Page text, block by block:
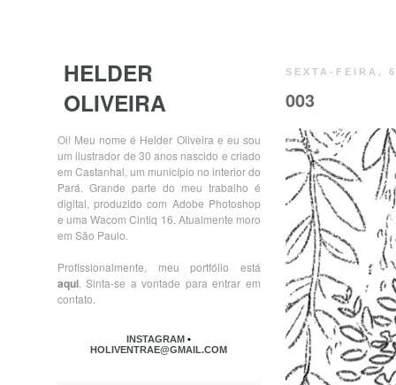
SEXTA-FEIRA,
003
HELDER
OLIVEIRA
Oi! Meu nome é Helder Oliveira e eu sou
um ilustrador de 30 anos nascido e criado
em Castanhal, um município no interior do
Pará. Grande parte do meu trabalho é
digital, produzido com Adobe Photoshop
e uma Wacom Cintiq 16. Atualmente moro
em São Paulo.
Profissionalmente, meu portfólio está
aqui . Sinta-se a vontade para entrar em
contato.
INSTAGRAM•
HOLIVENTRAE@GMAIL.COM